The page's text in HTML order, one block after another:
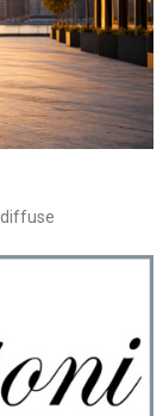
diffuse